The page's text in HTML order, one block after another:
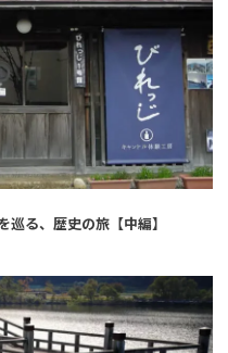
る、歴史の旅【中編】